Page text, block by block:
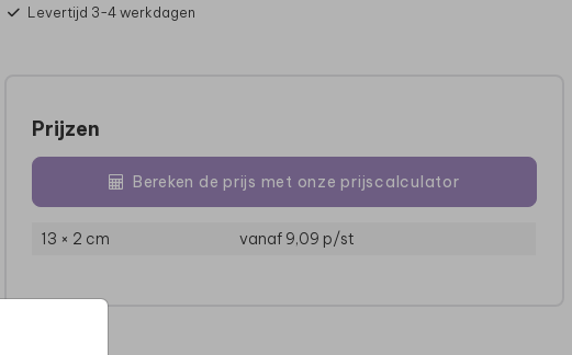
Levertijd 3-4 werkdagen
Prijzen
Bereken de prijs met onze prijscalculator
13 × 2 cm vanaf 9,09 p/st